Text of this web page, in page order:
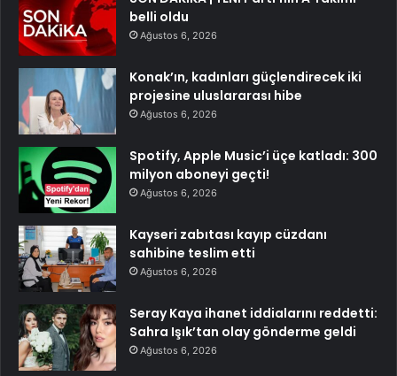
belli oldu
Ağustos 6, 2026
Konak’ın, kadınları güçlendirecek iki
projesine uluslararası hibe
Ağustos 6, 2026
Spotify, Apple Music’i üçe katladı: 300
milyon aboneyi geçti!
Ağustos 6, 2026
Kayseri zabıtası kayıp cüzdanı
sahibine teslim etti
Ağustos 6, 2026
Seray Kaya ihanet iddialarını reddetti:
Sahra Işık’tan olay gönderme geldi
Ağustos 6, 2026